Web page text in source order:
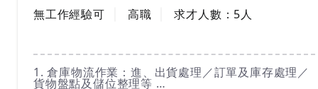
無工作經驗可 高職 求才人數： 5人
工作內容
1. 倉庫物流作業：進、出貨處理／訂單及庫存處理／
貨物盤點及儲位整理等